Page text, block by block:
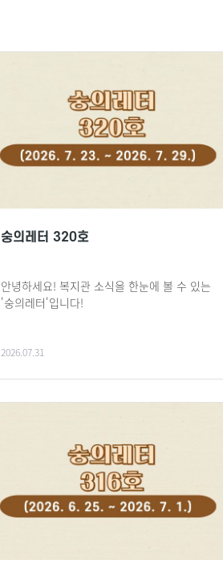
숭의레터 320호
안녕하세요! 복지관 소식을 한눈에 볼 수 있는
'숭의레터'입니다!
2026.07.31